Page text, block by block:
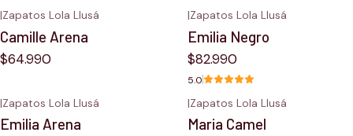
|Zapatos Lola Llusá
Camille Arena
$64.990
|Zapatos Lola Llusá
Emilia Negro
$82.990
5.0
|Zapatos Lola Llusá
Emilia Arena
|Zapatos Lola Llusá
Maria Camel